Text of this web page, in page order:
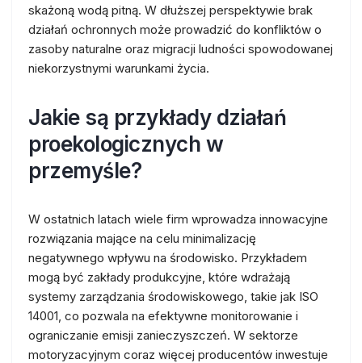
skażoną wodą pitną. W dłuższej perspektywie brak
działań ochronnych może prowadzić do konfliktów o
zasoby naturalne oraz migracji ludności spowodowanej
niekorzystnymi warunkami życia.
Jakie są przykłady działań
proekologicznych w
przemyśle?
W ostatnich latach wiele firm wprowadza innowacyjne
rozwiązania mające na celu minimalizację
negatywnego wpływu na środowisko. Przykładem
mogą być zakłady produkcyjne, które wdrażają
systemy zarządzania środowiskowego, takie jak ISO
14001, co pozwala na efektywne monitorowanie i
ograniczanie emisji zanieczyszczeń. W sektorze
motoryzacyjnym coraz więcej producentów inwestuje